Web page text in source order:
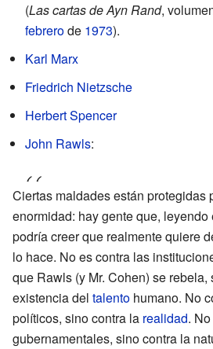
(Las cartas de Ayn Rand,
febrerode 1973).
Karl Marx
Friedrich Nietzsche
Herbert Spencer
John Rawls:
Ciertas maldades están protegidas
enormidad: hay gente que,
podría creer que realmente quiere
lo hace. No es contra las
que Rawls (y Mr. Cohen) se rebela,
existencia del talento humano. No
políticos, sino contra la realidad.
gubernamentales, sino contra la